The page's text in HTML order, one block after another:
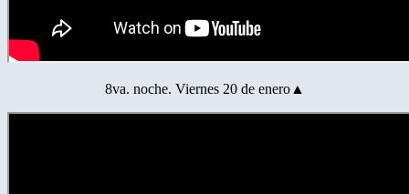
8va. noche. Viernes 20 de enero▲